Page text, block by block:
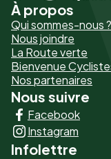
Pied
de
page
-
Liens
principaux
À propos
Qui sommes-nous ?
Nous joindre
La Route verte
Bienvenue
Nos partenaires
Nous suivre
Facebook
Instagram
Infolettre